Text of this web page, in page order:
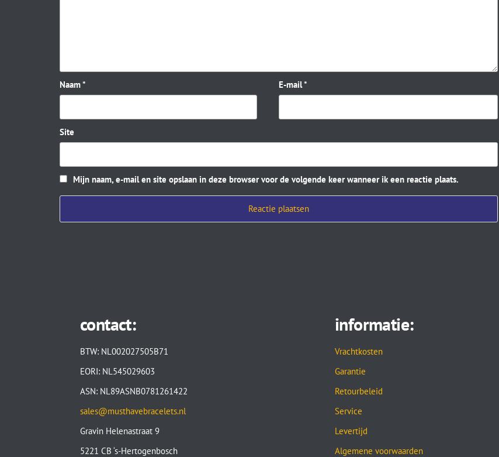
Naam* E-mail*
Site
Mijn naam, e-mail en site opslaan in deze browser voor de volgende keer wanneer ik een reactie plaats.
contact:
BTW: NL002027505B71
EORI: NL545029603
ASN: NL89ASNB0781261422
sales@musthavebracelets.nl
Gravin Helenastraat 9
5221 CB ‘s-Hertogenbosch
informatie:
Vrachtkosten
Garantie
Retourbeleid
Service
Levertijd
Algemene voorwaarden